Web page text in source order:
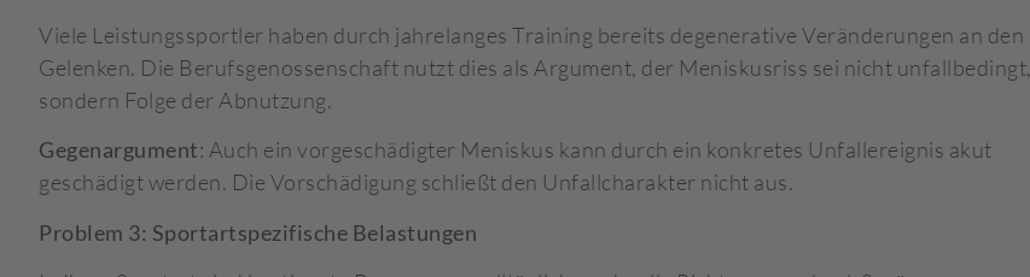
Viele Leistungssportler haben durch jahrelanges Training bereits degenerative Veränderungen an den
Gelenken. Die Berufsgenossenschaft nutzt dies als Argument, der Meniskusriss sei nicht unfallbedingt,
sondern Folge der Abnutzung.
Gegenargument: Auch ein vorgeschädigter Meniskus kann durch ein konkretes Unfallereignis akut
geschädigt werden. Die Vorschädigung schließt den Unfallcharakter nicht aus.
Problem 3: Sportartspezifische Belastungen